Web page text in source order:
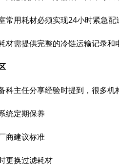
常用耗材必须实现24小时紧急配
材需提供完整的冷链运输记录和
科主任分享经验时提到，很多机
统定期保养
商建议标准
更换过滤耗材